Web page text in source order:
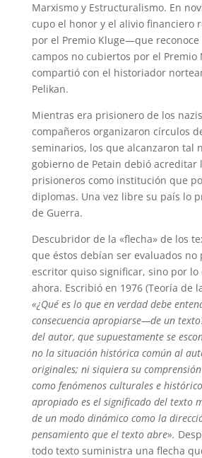
Marxismo y Estructuralismo. En
cupo el honor y el alivio financiero
por el Premio Kluge—que reconoce
campos no cubiertos por el
compartió con el historiador
Pelikan.
Mientras era prisionero de los
compañeros organizaron círculos
seminarios, los que alcanzaron tal
gobierno de Petain debió acreditar
prisioneros como institución que
diplomas. Una vez libre su país lo
de Guerra.
Descubridor de la «flecha» de los
que éstos debían ser evaluados no
escritor quiso significar, sino por lo
ahora. Escribió en 1976 (Teoría de
«¿Qué es lo que en verdad debe
consecuencia apropiarse—de un
del autor, que supuestamente se
no la situación histórica común al
originales; ni siquiera su
como fenómenos culturales e
apropiado es el significado del texto
de un modo dinámico como la
pensamiento que el texto abre».
todo texto suministra una flecha